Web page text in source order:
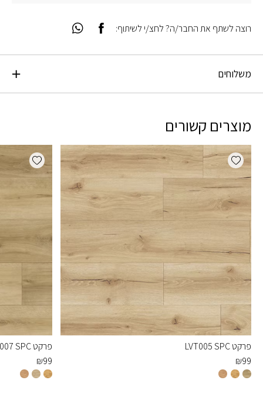
משלוחים
רוצה לשתף את החבר/ה? לחצ/י לשיתוף:
מוצרים קשורים
Add wishlist
פרקט LVT005 SPC
₪99
wishlist
פרקט LVT007 SPC
₪99